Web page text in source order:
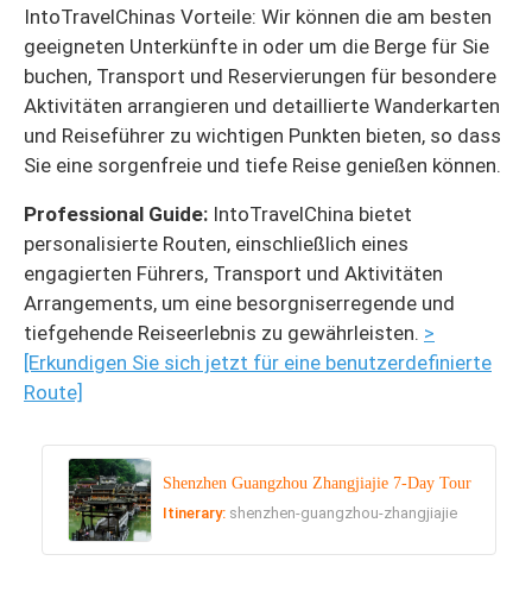
IntoTravelChinas Vorteile: Wir können die am besten
geeigneten Unterkünfte in oder um die Berge für Sie
buchen, Transport und Reservierungen für besondere
Aktivitäten arrangieren und detaillierte Wanderkarten
und Reiseführer zu wichtigen Punkten bieten, so dass
Sie eine sorgenfreie und tiefe Reise genießen können.
Professional Guide: IntoTravelChina bietet
personalisierte Routen, einschließlich eines
engagierten Führers, Transport und Aktivitäten
Arrangements, um eine besorgniserregende und
tiefgehende Reiseerlebnis zu gewährleisten. >
[Erkundigen Sie sich jetzt für eine benutzerdefinierte
Route]
Shenzhen Guangzhou Zhangjiajie 7-Day Tour
Itinerary: shenzhen-guangzhou-zhangjiajie